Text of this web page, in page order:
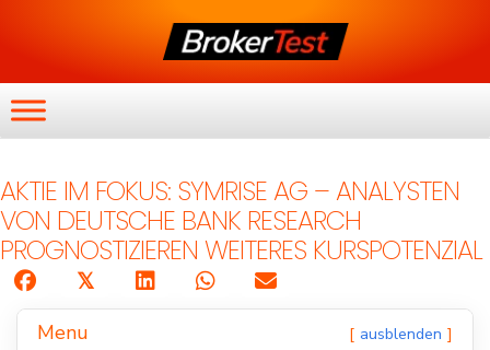
AKTIE IM FOKUS: SYMRISE AG – ANALYSTEN
VON DEUTSCHE BANK RESEARCH
PROGNOSTIZIEREN WEITERES KURSPOTENZIAL
𝕏
Menu ausblenden